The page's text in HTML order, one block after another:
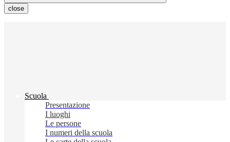
close
Scuola
Presentazione
I luoghi
Le persone
I numeri della scuola